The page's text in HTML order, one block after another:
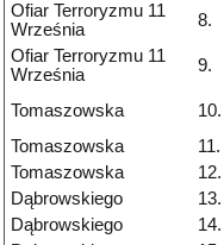
Ofiar Terroryzmu 11
Września
8.
Ofiar Terroryzmu 11
Września
9.
Tomaszowska 10.
Tomaszowska 11.
Tomaszowska
12.
Dąbrowskiego
13.
Dąbrowskiego
14.